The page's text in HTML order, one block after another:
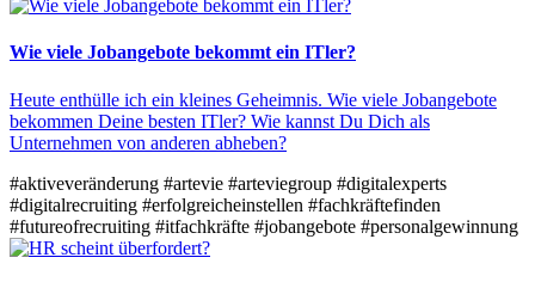
Wie viele Jobangebote bekommt ein ITler?
Heute enthülle ich ein kleines Geheimnis. Wie viele Jobangebote
bekommen Deine besten ITler? Wie kannst Du Dich als
Unternehmen von anderen abheben?
#aktiveveränderung #artevie #arteviegroup #digitalexperts
#digitalrecruiting #erfolgreicheinstellen #fachkräftefinden
#futureofrecruiting #itfachkräfte #jobangebote #personalgewinnung